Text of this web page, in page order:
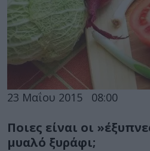
23 Μαΐου 2015 08:00
Ποιες είναι οι
μυαλό ξυράφι;